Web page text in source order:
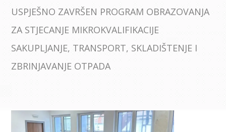
USPJEŠNO ZAVRŠEN PROGRAM OBRAZOVANJA
ZA STJECANJE MIKROKVALIFIKACIJE
SAKUPLJANJE, TRANSPORT, SKLADIŠTENJE I
ZBRINJAVANJE OTPADA